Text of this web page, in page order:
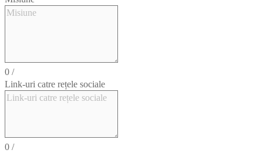
0 /
Link-uri catre rețele sociale
0 /